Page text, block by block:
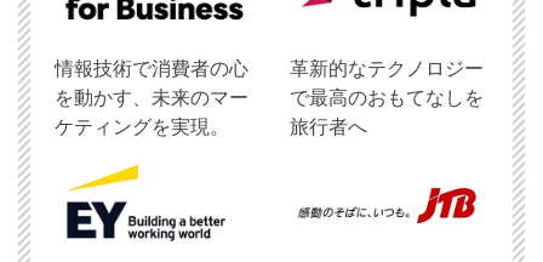
情報技術で消費者の心
を動かす、未来のマー
ケティングを実現。
革新的なテクノロジー
で最高のおもてなしを
旅行者へ